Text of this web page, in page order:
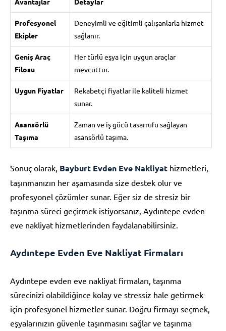
Profesyonel
Ekipler
Deneyimli ve eğitimli çalışanlarla hizmet
sağlanır.
Geniş Araç
Filosu
Her türlü eşya için uygun araçlar
mevcuttur.
Uygun Fiyatlar
Rekabetçi fiyatlar ile kaliteli hizmet
sunar.
Asansörlü
Taşıma
Zaman ve iş gücü tasarrufu sağlayan
asansörlü taşıma.
Sonuç olarak, Bayburt Evden Eve Nakliyat hizmetleri,
taşınmanızın her aşamasında size destek olur ve
profesyonel çözümler sunar. Eğer siz de stresiz bir
taşınma süreci geçirmek istiyorsanız, Aydıntepe evden
eve nakliyat hizmetlerinden faydalanabilirsiniz.
Aydıntepe Evden Eve Nakliyat Firmaları
Aydıntepe evden eve nakliyat firmaları, taşınma
sürecinizi olabildiğince kolay ve stressiz hale getirmek
için profesyonel hizmetler sunar. Doğru firmayı seçmek,
eşyalarınızın güvenle taşınmasını sağlar ve taşınma